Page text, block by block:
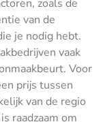
zoals de
van de
je nodig hebt.
vaak
Voor
prijs tussen
van de regio
raadzaam om